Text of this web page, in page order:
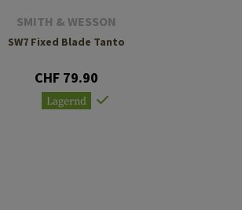
SMITH & WESSON
SW7 Fixed Blade Tanto
CHF 79.90
Lagernd